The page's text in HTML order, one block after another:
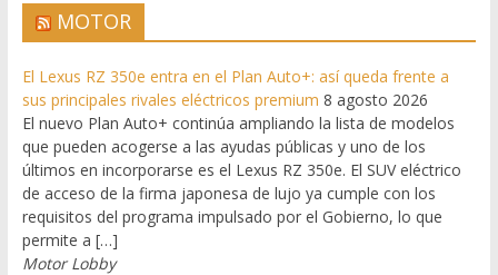
MOTOR
El Lexus RZ 350e entra en el Plan Auto+: así queda frente a
sus principales rivales eléctricos premium 8 agosto 2026
El nuevo Plan Auto+ continúa ampliando la lista de modelos
que pueden acogerse a las ayudas públicas y uno de los
últimos en incorporarse es el Lexus RZ 350e. El SUV eléctrico
de acceso de la firma japonesa de lujo ya cumple con los
requisitos del programa impulsado por el Gobierno, lo que
permite a […]
Motor Lobby